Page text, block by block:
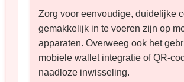
Zorg voor eenvoudige, duidelijke
gemakkelijk in te voeren zijn op
apparaten. Overweeg ook het
mobiele wallet integratie of QR-
naadloze inwisseling.